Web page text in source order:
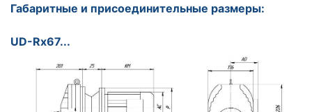
Габаритные и присоединительные размеры:
UD-Rx67...